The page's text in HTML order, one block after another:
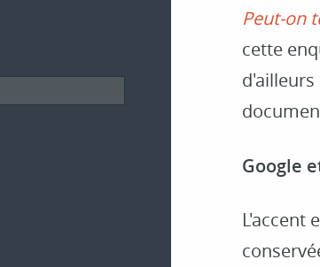
Peut-on
cette
Google
L'accent